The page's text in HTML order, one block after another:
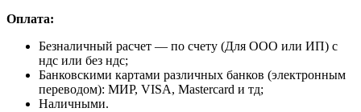
Оплата:
Безналичный расчет — по счету (Для ООО или ИП) с
ндс или без ндс;
Банковскими картами различных банков (электронным
переводом): МИР, VISA, Mastercard и тд;
Наличными.